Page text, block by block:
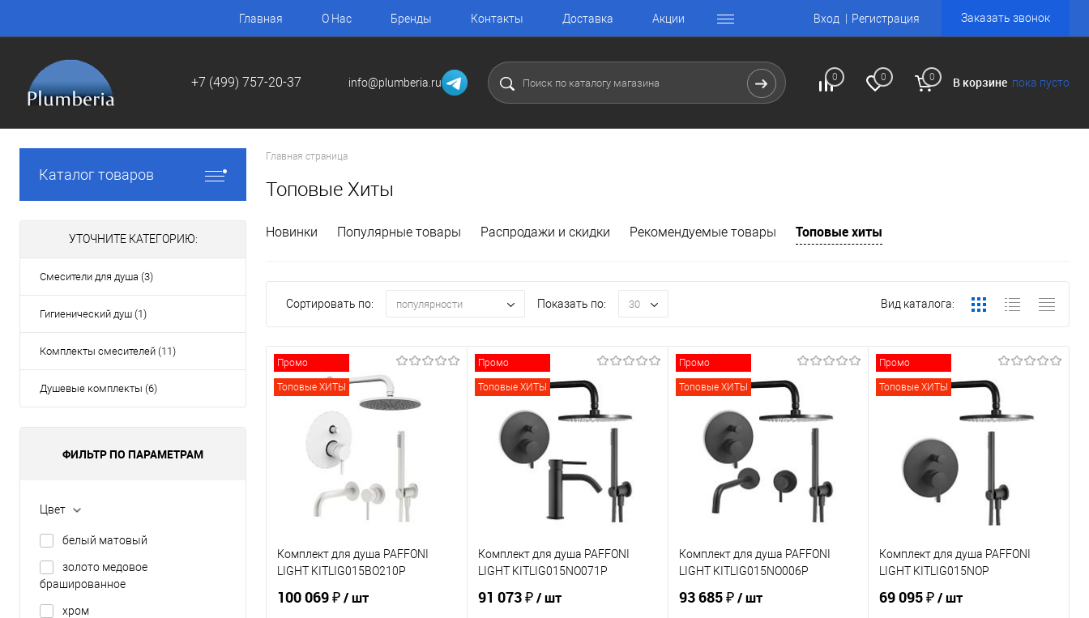
Главная О Нас Бренды Контакты Доставка Акции Вход Регистрация Заказать звонок
+7 (499) 757-20-37 info@plumberia.ru 0 0 0 В корзине пока пусто
Каталог товаров
УТОЧНИТЕ КАТЕГОРИЮ:
Смесители для душа (3)
Гигиенический душ (1)
Комплекты смесителей (11)
Душевые комплекты (6)
ФИЛЬТР ПО ПАРАМЕТРАМ
Цвет
белый матовый
золото медовое
брашированное
хром
Главная страница
Топовые Хиты
Новинки Популярные товары Распродажи и скидки Рекомендуемые товары Топовые хиты
Сортировать по: популярности Показать по: 30 Вид каталога:
Промо
Топовые ХИТЫ
Комплект для душа PAFFONI
LIGHT KITLIG015BO210P
100 069 ₽/ шт
Промо
Топовые ХИТЫ
Комплект для душа PAFFONI
LIGHT KITLIG015NO071P
91 073 ₽/ шт
Промо
Топовые ХИТЫ
Комплект для душа PAFFONI
LIGHT KITLIG015NO006P
93 685 ₽/ шт
Промо
Топовые ХИТЫ
Комплект для душа PAFFONI
LIGHT KITLIG015NOP
69 095 ₽/ шт